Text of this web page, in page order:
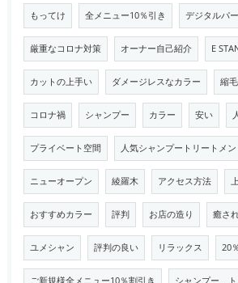
もってけ 全メニュー10％引き デジタルパ
厳重なコロナ対策 オーナー自己紹介 E
カットの上手い ダメージレスなカラー 縮
コロナ禍 シャンプー カラー 安い
プライベート空間 人気シャンプートリートメン
ニューオープン 綾羅木 アクセス方法
おすすめカラー 評判 お店の造り 癒さ
ユメシャン 評判の良い リラックス 20
ご新規様全メニュー10％割引き シャンプー、